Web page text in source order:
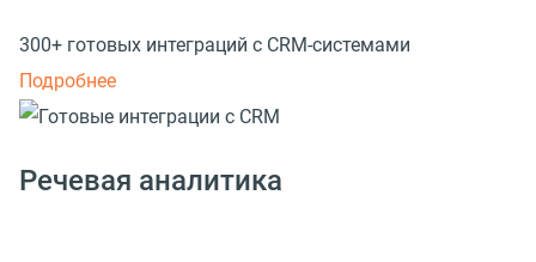
300+ готовых интеграций с CRM-системами
Подробнее
Речевая аналитика